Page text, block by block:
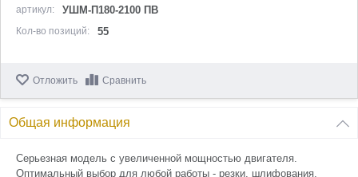
Кол-во по схеме
Кол-во в корзину
Цена (Р)
Поз. в схеме 5
артикул: УШМ-П180-2100 ПВ
Кол-во позиций: 55
Отложить Сравнить
Общая информация
Серьезная модель с увеличенной мощностью двигателя.
Оптимальный выбор для любой работы - резки, шлифования,